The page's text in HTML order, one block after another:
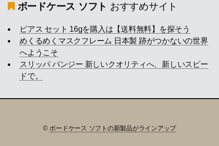
ボードケース ソフト おすすめサイト
ピアス セット 16gを購入は【送料無料】を探そう
めくるめくマスクフレーム 日本製 跡がつかないの世界
へようこそ
スリッパ パンジー 新しいクオリティへ、新しいスピー
ドで。
©ボードケース ソフトの新製品がラインアップ